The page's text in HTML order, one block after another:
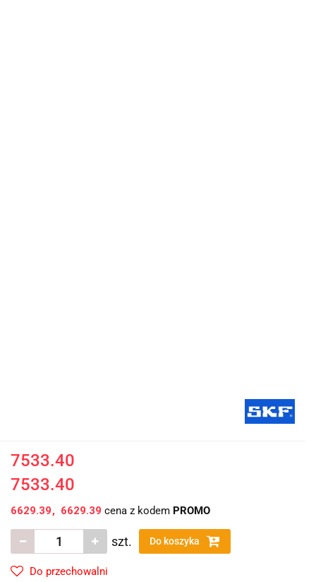
7533.40
7533.40
6629.39 6629.39 cena z kodem PROMO
szt. Do koszyka
Do przechowalni